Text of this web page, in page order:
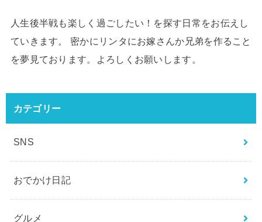
人生後半戦も楽しく過ごしたい！を探す日常をお伝えし
ていきます。 密かにリンタにお嫁さんか兄弟を作ること
を夢見ております。よろしくお願いします。
カテゴリー
SNS
おでかけ日記
グルメ